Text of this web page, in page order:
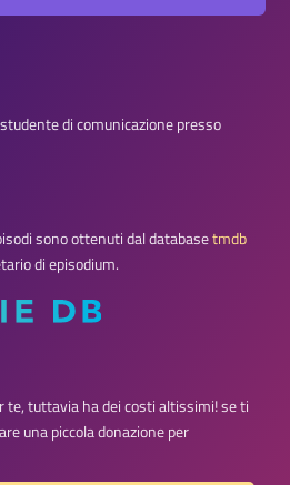
di comunicazione presso
sono ottenuti dal databasetmdb
di episodium.
te, tuttavia ha dei costi altissimi! se ti
una piccola donazione per